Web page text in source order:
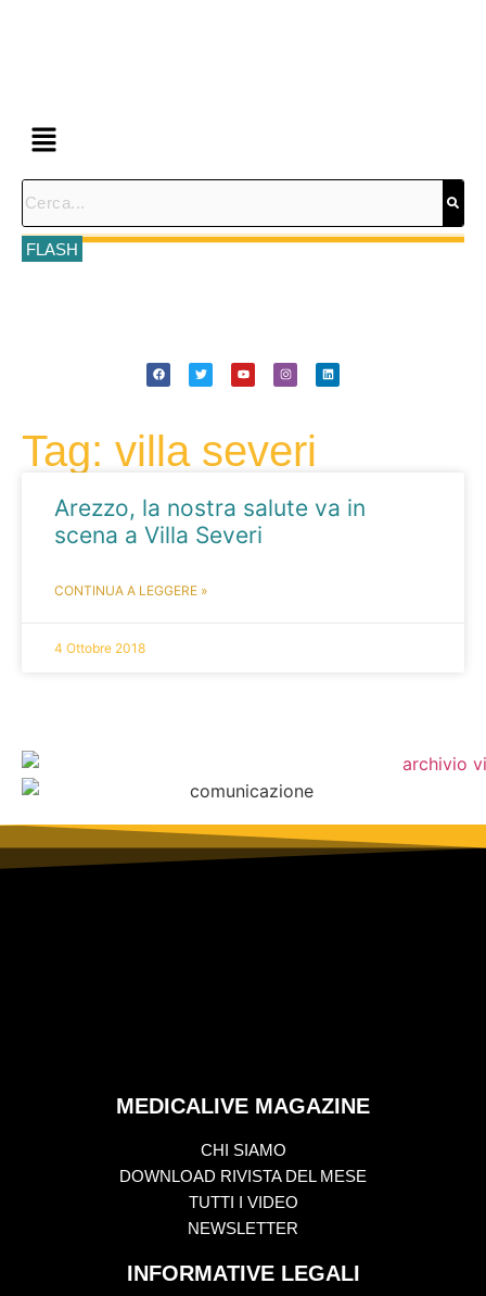
FLASH
Tag: villa severi
Arezzo, la nostra salute va in
scena a Villa Severi
CONTINUA A LEGGERE »
4 Ottobre 2018
MEDICALIVE MAGAZINE
CHI SIAMO
DOWNLOAD RIVISTA DEL MESE
TUTTI I VIDEO
NEWSLETTER
INFORMATIVE LEGALI